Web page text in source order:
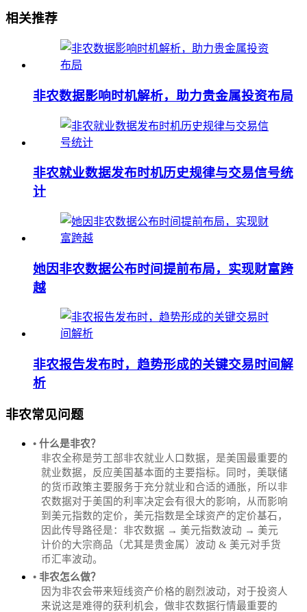
相关推荐
非农数据影响时机解析，助力贵金属投资布局
非农就业数据发布时机历史规律与交易信号统
计
她因非农数据公布时间提前布局，实现财富跨
越
非农报告发布时，趋势形成的关键交易时间解
析
非农常见问题
• 什么是非农？
非农全称是劳工部非农就业人口数据，是美国最重要的
就业数据，反应美国基本面的主要指标。同时，美联储
的货币政策主要服务于充分就业和合适的通胀，所以非
农数据对于美国的利率决定会有很大的影响，从而影响
到美元指数的定价，美元指数是全球资产的定价基石，
因此传导路径是：非农数据 → 美元指数波动 → 美元
计价的大宗商品（尤其是贵金属）波动 & 美元对手货
币汇率波动。
• 非农怎么做？
因为非农会带来短线资产价格的剧烈波动，对于投资人
来说这是难得的获利机会，做非农数据行情最重要的